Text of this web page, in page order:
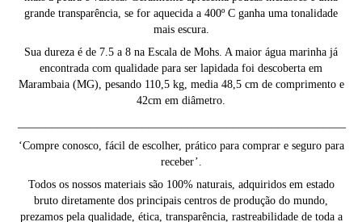
grande transparência, se for aquecida a 400º C ganha uma tonalidade
mais escura.
Sua dureza é de 7.5 a 8 na Escala de Mohs. A maior água marinha já
encontrada com qualidade para ser lapidada foi descoberta em
Marambaia (MG), pesando 110,5 kg, media 48,5 cm de comprimento e
42cm em diâmetro.
‘Compre conosco, fácil de escolher, prático para comprar e seguro para
receber’.
Todos os nossos materiais são 100% naturais, adquiridos em estado
bruto diretamente dos principais centros de produção do mundo,
prezamos pela qualidade, ética, transparência, rastreabilidade de toda a